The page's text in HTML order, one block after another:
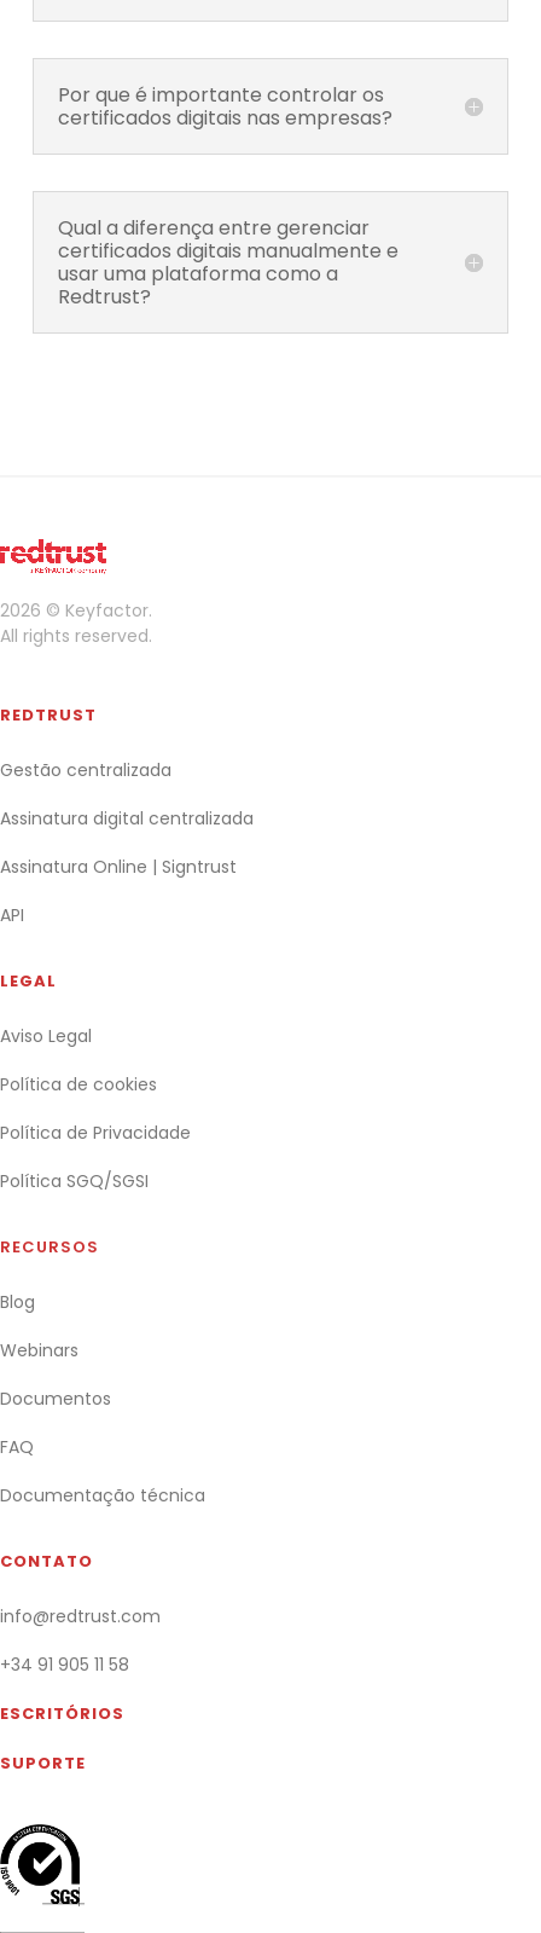
Por que é importante controlar os
certificados digitais nas empresas?
Qual a diferença entre gerenciar
certificados digitais manualmente e
usar uma plataforma como a
Redtrust?
2026 © Keyfactor.
All rights reserved.
REDTRUST
Gestão centralizada
Assinatura digital centralizada
Assinatura Online | Signtrust
API
LEGAL
Aviso Legal
Política de cookies
Política de Privacidade
Política SGQ/SGSI
RECURSOS
Blog
Webinars
Documentos
FAQ
Documentação técnica
CONTATO
info@redtrust.com
+34 91 905 11 58
ESCRITÓRIOS
SUPORTE